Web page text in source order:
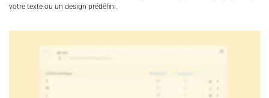
votre texte ou un design prédéfini.